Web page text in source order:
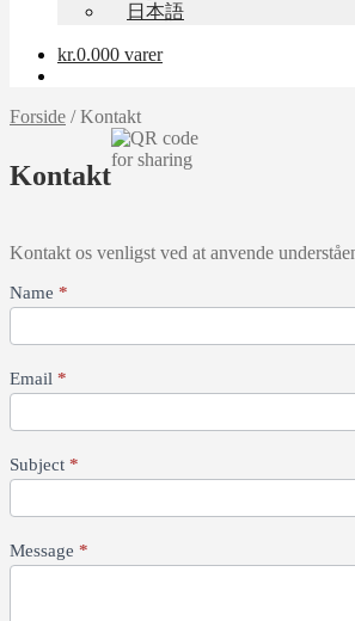
日本語
kr.0.000 varer
Forside /Kontakt
Kontakt
Kontakt os venligst ved at anvende
Contact
Us
Name *
Email *
Subject *
Message *